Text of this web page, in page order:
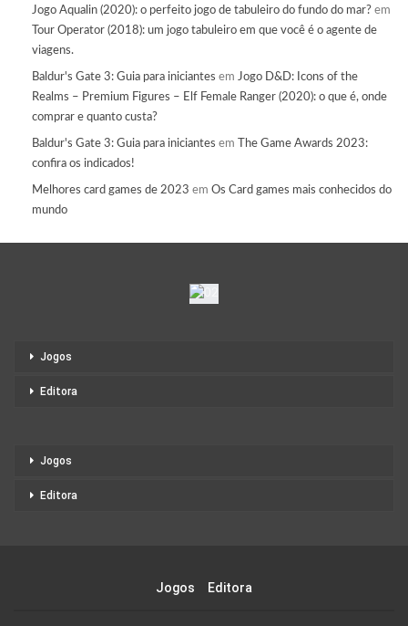
Jogo Aqualin (2020): o perfeito jogo de tabuleiro do fundo do mar? em
Tour Operator (2018): um jogo tabuleiro em que você é o agente de
viagens.
Baldur's Gate 3: Guia para iniciantes em Jogo D&D: Icons of the
Realms – Premium Figures – Elf Female Ranger (2020): o que é, onde
comprar e quanto custa?
Baldur's Gate 3: Guia para iniciantes em
The Game Awards 2023:
confira os indicados!
Melhores card games de 2023 em Os Card games mais conhecidos do
mundo
Jogos
Editora
Jogos
Editora
Jogos Editora